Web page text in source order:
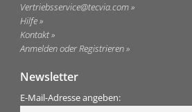
Vertriebsservice@tecvia.com
Hilfe
Kontakt
Anmelden oder Registrieren
Newsletter
E-Mail-Adresse angeben: